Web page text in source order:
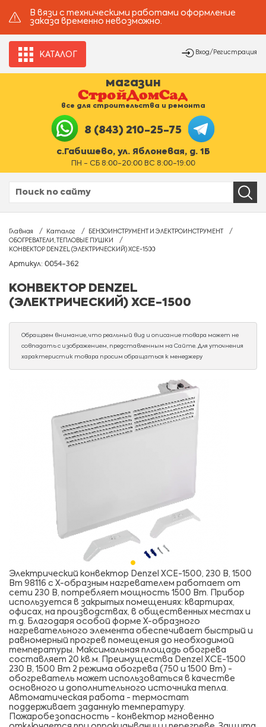
В вязи с техническими работами оформление
заказа временно невозможно.
КАТАЛОГ Вход/Регистрация
магазин
все для строительства и ремонта
8 (843) 210-25-75
с.Габишево, ул. Яблоневая, д. 1Б
ПН - СБ 8:00-20:00 ВС 8:00-19:00
Главная Каталог
БЕНЗОИНСТРУМЕНТ И ЭЛЕКТРОИНСТРУМЕНТ
ОБОГРЕВАТЕЛИ, ТЕПЛОВЫЕ ПУШКИ
КОНВЕКТOP DENZEL (ЭЛЕКТРИЧЕСКИЙ) XCE-1500
Артикул: 0054-362
КОНВЕКТOP DENZEL
(ЭЛЕКТРИЧЕСКИЙ) XCE-1500
Обращаем внимание, что реальный вид и описание товара может не
совпадать с изображением, представленным на Сайте. Для уточнения
характеристик товара просим обращаться к менеджеру
Электрический конвектор Denzel XCE-1500, 230 В, 1500
Вт 98116 с Х-образным нагревателем работает от
сети 230 В, потребляет мощность 1500 Вт. Прибор
используется в закрытых помещениях: квартирах,
офисах, на производствах, в общественных местах и
т.д. Благодаря особой форме X-образного
нагревательного элемента обеспечивает быстрый и
равномерный прогрев помещения до необходимой
температуры. Максимальная площадь обогрева
составляет 20 кв.м. Преимущества Denzel XCE-1500
230 В, 1500 Вт 2 режима обогрева (750 и 1500 Вт) -
обогреватель может использоваться в качестве
основного и дополнительного источника тепла.
Автоматическая работа - термостат
поддерживает заданную температуру.
Пожаробезопасность - конвектор мгновенно